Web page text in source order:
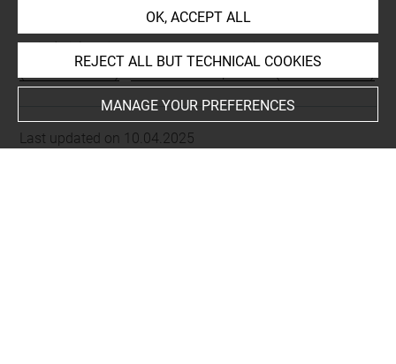
lavis (gris)-mine de plomb-encre noire à la plume
(encre de Chine)- encre noire au pinceau (encre de Chine)
Last updated on 10.04.2025
OK, ACCEPT ALL
REJECT ALL BUT TECHNICAL COOKIES
MANAGE YOUR PREFERENCES